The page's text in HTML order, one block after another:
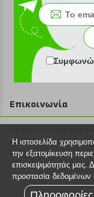
Επικοινωνία
211 2000 700
Η εταιρία
Σημεία
Ευκαιρίες
Βοήθεια
Εξέλιξη
Τρόποι
Συμφωνώ
Η ιστοσελίδα
την εξατομίκευση
επισκεψιμότητάς μας.
προστασία δεδομένων